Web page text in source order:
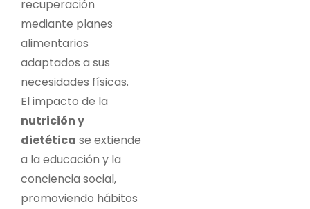
recuperación
mediante planes
alimentarios
adaptados a sus
necesidades físicas.
El impacto de la
nutrición y
dietética se extiende
a la educación y la
conciencia social,
promoviendo hábitos